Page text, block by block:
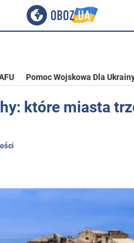
Pomoc Wojskowa Dla
które miasta